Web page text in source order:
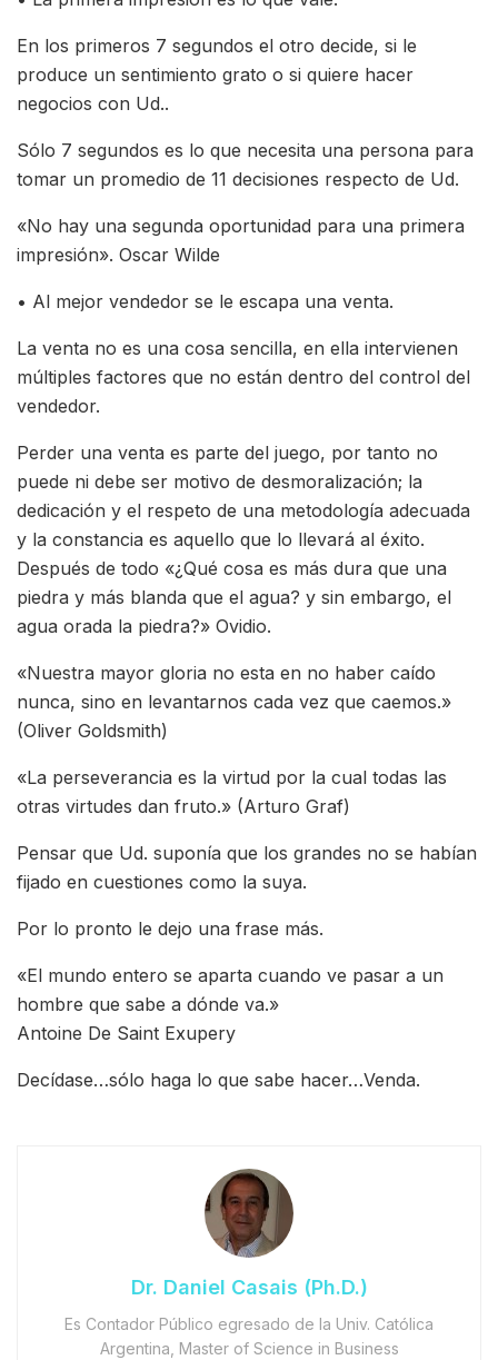
En los primeros 7 segundos el otro decide, si le
produce un sentimiento grato o si quiere hacer
negocios con Ud..
Sólo 7 segundos es lo que necesita una persona para
tomar un promedio de 11 decisiones respecto de Ud.
«No hay una segunda oportunidad para una primera
impresión». Oscar Wilde
• Al mejor vendedor se le escapa una venta.
La venta no es una cosa sencilla, en ella intervienen
múltiples factores que no están dentro del control del
vendedor.
Perder una venta es parte del juego, por tanto no
puede ni debe ser motivo de desmoralización; la
dedicación y el respeto de una metodología adecuada
y la constancia es aquello que lo llevará al éxito.
Después de todo «¿Qué cosa es más dura que una
piedra y más blanda que el agua? y sin embargo, el
agua orada la piedra?» Ovidio.
«Nuestra mayor gloria no esta en no haber caído
nunca, sino en levantarnos cada vez que caemos.»
(Oliver Goldsmith)
«La perseverancia es la virtud por la cual todas las
otras virtudes dan fruto.» (Arturo Graf)
Pensar que Ud. suponía que los grandes no se habían
fijado en cuestiones como la suya.
Por lo pronto le dejo una frase más.
«El mundo entero se aparta cuando ve pasar a un
hombre que sabe a dónde va.»
Antoine De Saint Exupery
Decídase…sólo haga lo que sabe hacer…Venda.
Dr. Daniel Casais (Ph.D.)
Es Contador Público egresado de la Univ. Católica
Argentina, Master of Science in Business